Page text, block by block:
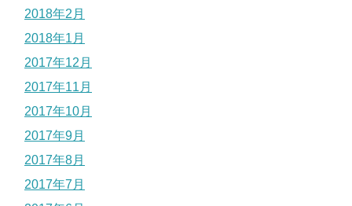
2018年2月
2018年1月
2017年12月
2017年11月
2017年10月
2017年9月
2017年8月
2017年7月